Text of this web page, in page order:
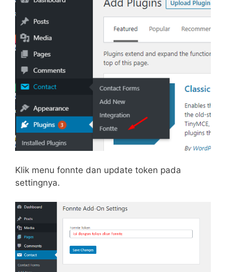
Klik menu fonnte dan update token pada
settingnya.